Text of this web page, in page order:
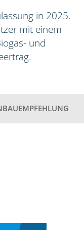
in 2025.
mit einem
und